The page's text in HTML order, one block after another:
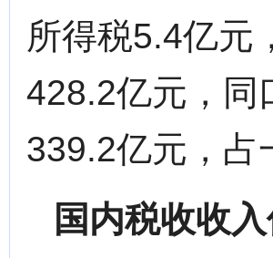
所得税5.4亿元
428.2亿元，同
339.2亿元，占
国内税收收